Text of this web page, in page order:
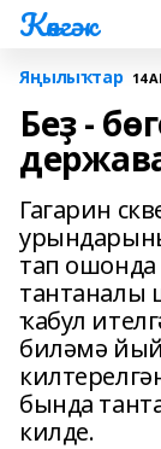
Көнгәк
Яңылыҡтар 14
Беҙ -
Гагарин
тап
тантаналы
ҡабул
биләмә
бында
килде.